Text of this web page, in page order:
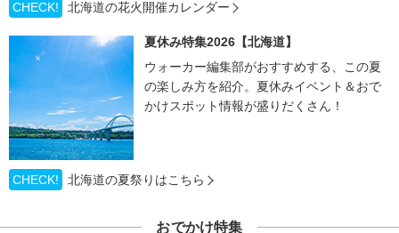
CHECK!
北海道の花火開催カレンダー
夏休み特集2026【北海道】
ウォーカー編集部がおすすめする、この夏
の楽しみ方を紹介。夏休みイベント＆おで
かけスポット情報が盛りだくさん！
CHECK! 北海道の夏祭りはこちら
おでかけ特集